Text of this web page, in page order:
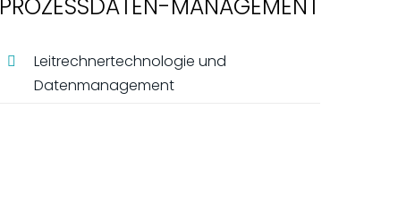
PROZESSDATEN-MANAGEMENT
Leitrechnertechnologie und
Datenmanagement